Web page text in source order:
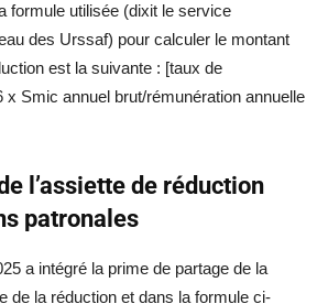
formule utilisée (dixit le service
des Urssaf) pour calculer le montant
est la suivante : [taux de
x Smic annuel brut/rémunération annuelle
l’assiette de réduction
patronales
a intégré la prime de partage de la
de la réduction et dans la formule ci-